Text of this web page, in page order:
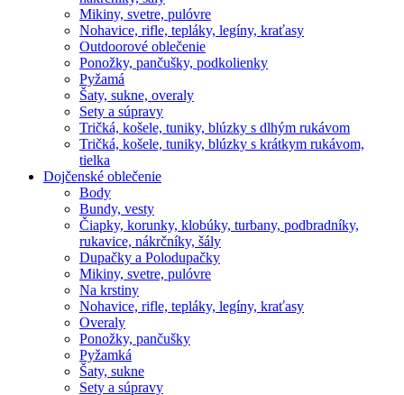
Mikiny, svetre, pulóvre
Nohavice, rifle, tepláky, legíny, kraťasy
Outdoorové oblečenie
Ponožky, pančušky, podkolienky
Pyžamá
Šaty, sukne, overaly
Sety a súpravy
Tričká, košele, tuniky, blúzky s dlhým rukávom
Tričká, košele, tuniky, blúzky s krátkym rukávom,
tielka
Dojčenské oblečenie
Body
Bundy, vesty
Čiapky, korunky, klobúky, turbany, podbradníky,
rukavice, nákrčníky, šály
Dupačky a Polodupačky
Mikiny, svetre, pulóvre
Na krstiny
Nohavice, rifle, tepláky, legíny, kraťasy
Overaly
Ponožky, pančušky
Pyžamká
Šaty, sukne
Sety a súpravy